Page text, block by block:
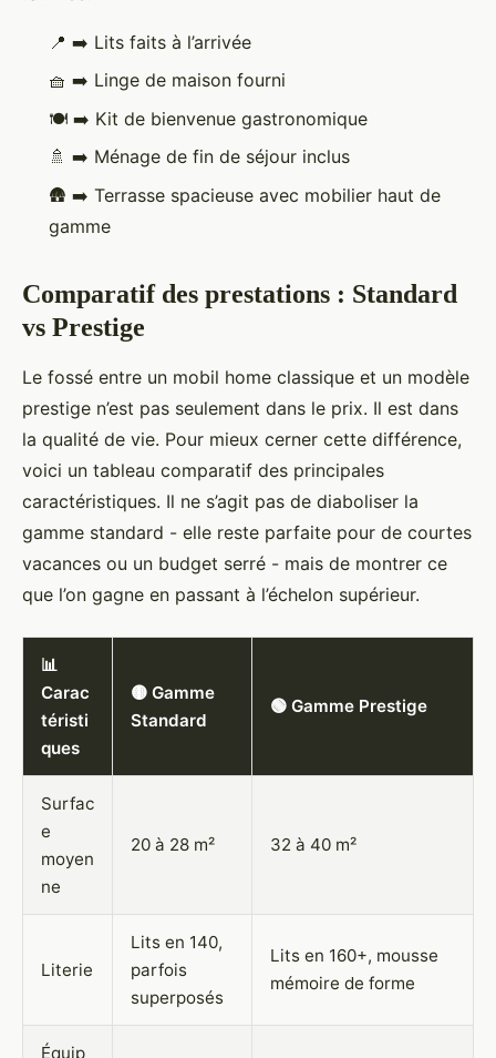
📍 ➡️ Lits faits à l’arrivée
🧺 ➡️ Linge de maison fourni
🍽️ ➡️ Kit de bienvenue gastronomique
🚿 ➡️ Ménage de fin de séjour inclus
🛖 ➡️ Terrasse spacieuse avec mobilier haut de
gamme
Comparatif des prestations : Standard
vs Prestige
Le fossé entre un mobil home classique et un modèle
prestige n’est pas seulement dans le prix. Il est dans
la qualité de vie. Pour mieux cerner cette différence,
voici un tableau comparatif des principales
caractéristiques. Il ne s’agit pas de diaboliser la
gamme standard - elle reste parfaite pour de courtes
vacances ou un budget serré - mais de montrer ce
que l’on gagne en passant à l’échelon supérieur.
📊
Carac
téristi
ques
🟡 Gamme
Standard
🟢 Gamme Prestige
Surfac
e
moyen
ne
20 à 28 m² 32 à 40 m²
Literie
Lits en 140,
parfois
superposés
Lits en 160+, mousse
mémoire de forme
Équip